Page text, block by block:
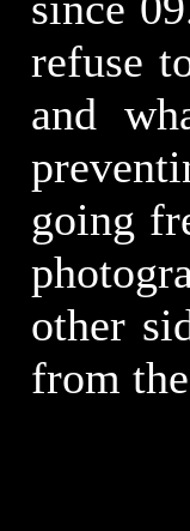
refuse
and
going
other
from